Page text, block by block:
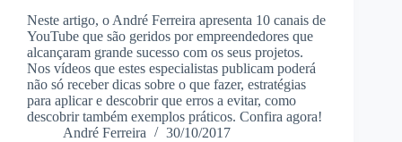
Neste artigo, o André Ferreira apresenta 10 canais de
YouTube que são geridos por empreendedores que
alcançaram grande sucesso com os seus projetos.
Nos vídeos que estes especialistas publicam poderá
não só receber dicas sobre o que fazer, estratégias
para aplicar e descobrir que erros a evitar, como
descobrir também exemplos práticos. Confira agora!
André Ferreira
30/10/2017